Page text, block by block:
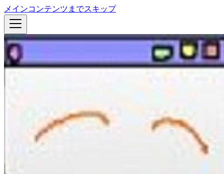
メインコンテンツまでスキップ